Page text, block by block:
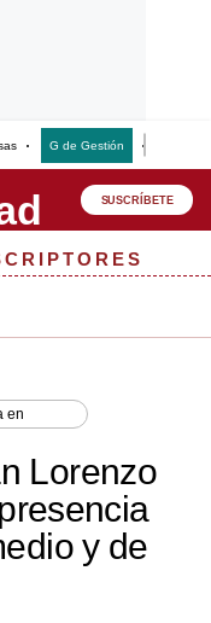
G de Gestión
SUSCRÍBETE
en
Lorenzo
y de